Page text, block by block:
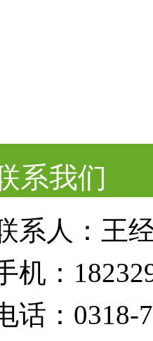
系我们
系人：王
机：
话：0318-